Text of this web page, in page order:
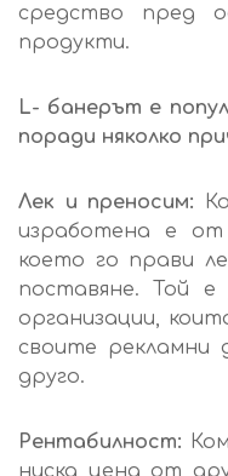
средство пред
продукти.
L- банерът е
поради няколко
Лек и преносим:
изработена е от
което го прави
поставяне. Той
организации,
своите рекламни
друго.
Рентабилност:
ниска цена от